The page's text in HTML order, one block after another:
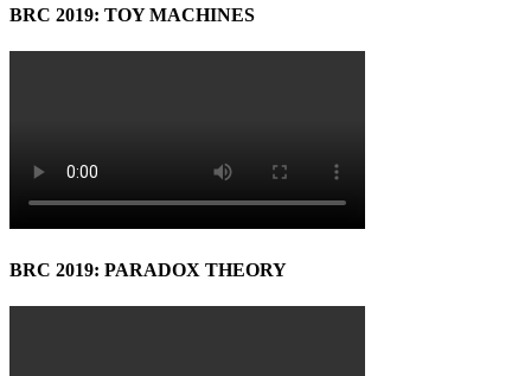
BRC 2019: TOY MACHINES
BRC 2019: PARADOX THEORY